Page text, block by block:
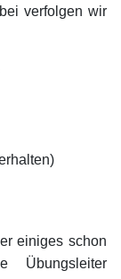
verfolgen wir
einiges schon
Übungsleiter